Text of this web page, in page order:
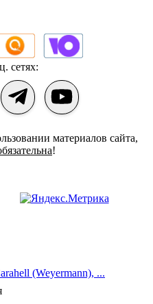
сетях:
материалов сайта,
!
(Weyermann), ...